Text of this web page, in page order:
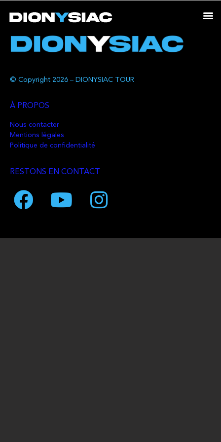
© Copyright 2026 – DIONYSIAC TOUR
À PROPOS
Nous contacter
Mentions légales
Politique de confidentialité
RESTONS EN CONTACT